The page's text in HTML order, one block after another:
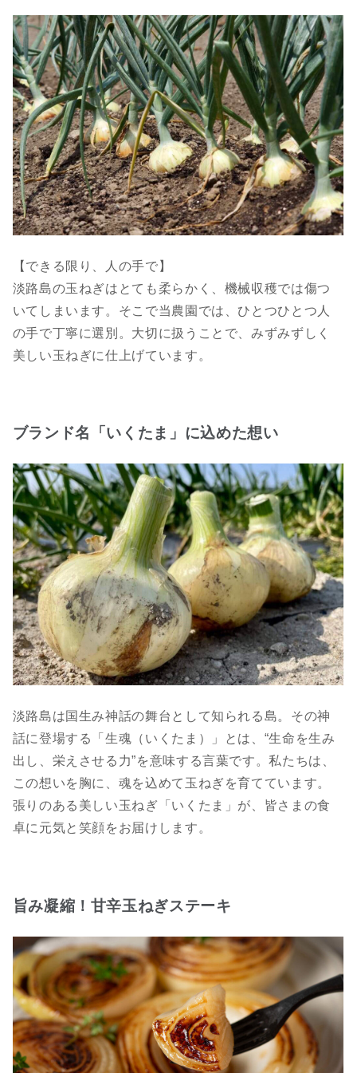
【できる限り、人の手で】
淡路島の玉ねぎはとても柔らかく、機械収穫では傷つ
いてしまいます。そこで当農園では、ひとつひとつ人
の手で丁寧に選別。大切に扱うことで、みずみずしく
美しい玉ねぎに仕上げています。
ブランド名「いくたま」に込めた想い
淡路島は国生み神話の舞台として知られる島。その神
話に登場する「生魂（いくたま）」とは、“生命を生み
出し、栄えさせる力”を意味する言葉です。私たちは、
この想いを胸に、魂を込めて玉ねぎを育てています。
張りのある美しい玉ねぎ「いくたま」が、皆さまの食
卓に元気と笑顔をお届けします。
旨み凝縮！甘辛玉ねぎステーキ